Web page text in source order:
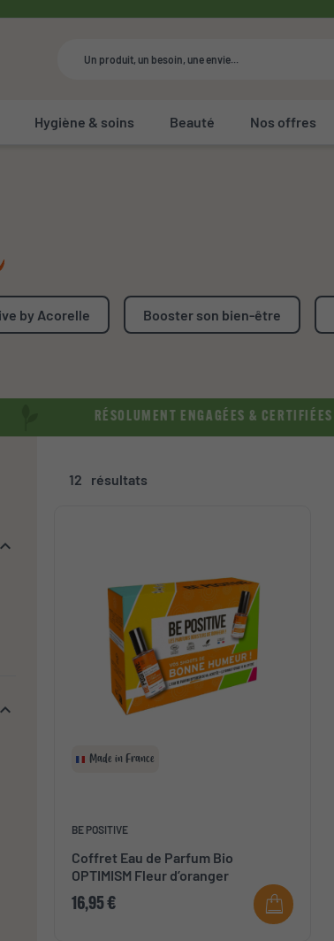
Hygiène & soins Beauté Nos offres
by Acorelle Booster son bien-être
RÉSOLUMENT ENGAGÉES & CERTIFIÉES
12 résultats
Made in France
BE POSITIVE
Coffret Eau de Parfum Bio
OPTIMISM Fleur d’oranger
16,95 €